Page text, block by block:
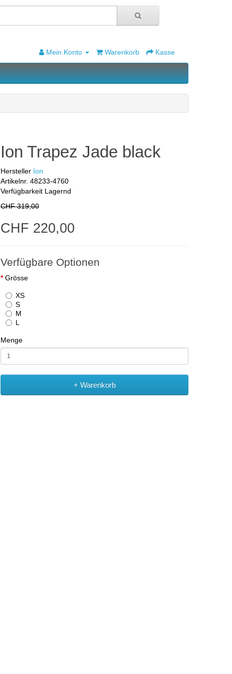
Mein Konto Warenkorb Kasse
Ion Trapez Jade black
Hersteller Ion
Artikelnr. 48233-4760
Verfügbarkeit Lagernd
CHF 319,00
CHF 220,00
Verfügbare Optionen
Grösse
XS
S
M
L
Menge
+ Warenkorb